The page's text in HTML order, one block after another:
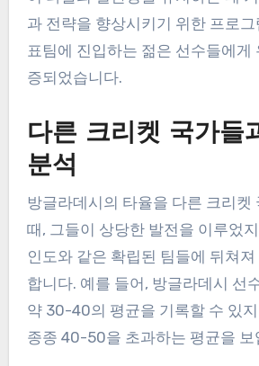
과 전략을 향상시키기 위한 프로
표팀에 진입하는 젊은 선수들에게
증되었습니다.
다른 크리켓 국가들
분석
방글라데시의 타율을 다른 크리켓
때, 그들이 상당한 발전을 이루었
인도와 같은 확립된 팀들에 뒤쳐
합니다. 예를 들어, 방글라데시 선
약 30-40의 평균을 기록할 수 있
종종 40-50을 초과하는 평균을 보